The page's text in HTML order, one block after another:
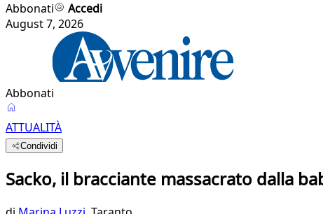
Abbonati
Accedi
August 7, 2026
Abbonati
ATTUALITÀ
Condividi
Sacko, il bracciante massacrato dalla